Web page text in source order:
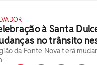
à Santa
no trânsito
da Fonte Nova terá